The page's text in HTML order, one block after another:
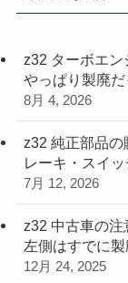
z32 ターボエン
やっぱり製廃だ
8月 4, 2026
z32 純正部品
レーキ・スイ
7月 12, 2026
z32 中古車の
左側はすでに
12月 24, 2025